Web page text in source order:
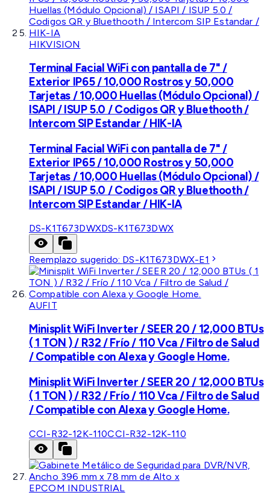
HIKVISION
Terminal Facial WiFi con pantalla de 7" /
Exterior IP65 / 10,000 Rostros y 50,000
Tarjetas / 10,000 Huellas (Módulo Opcional) /
ISAPI / ISUP 5.0 / Codigos QR y Bluethooth /
Intercom SIP Estandar / HIK-IA
Terminal Facial WiFi con pantalla de 7" /
Exterior IP65 / 10,000 Rostros y 50,000
Tarjetas / 10,000 Huellas (Módulo Opcional) /
ISAPI / ISUP 5.0 / Codigos QR y Bluethooth /
Intercom SIP Estandar / HIK-IA
DS-K1T673DWXDS-K1T673DWX
Reemplazo sugerido: DS-K1T673DWX-E1
AUFIT
Minisplit WiFi Inverter / SEER 20 / 12,000 BTUs
( 1 TON ) / R32 / Frío / 110 Vca / Filtro de Salud
/ Compatible con Alexa y Google Home.
Minisplit WiFi Inverter / SEER 20 / 12,000 BTUs
( 1 TON ) / R32 / Frío / 110 Vca / Filtro de Salud
/ Compatible con Alexa y Google Home.
CCI-R32-12K-110CCI-R32-12K-110
EPCOM INDUSTRIAL